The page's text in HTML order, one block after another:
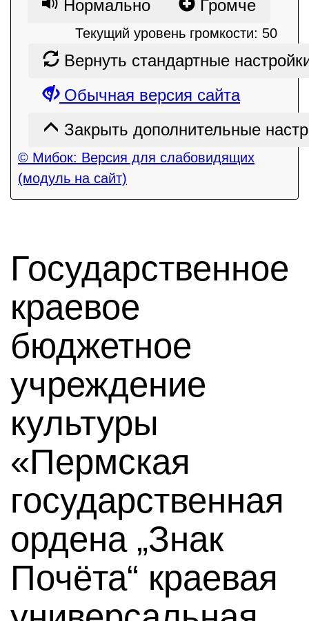
Нормально
Громче
Текущий уровень громкости: 50
Вернуть стандартные
Обычная версия сайта
Закрыть дополнительные
© Мибок: Версия для слабовидящих
(модуль на сайт)
Государственное
краевое
бюджетное
учреждение
культуры
«Пермская
государственная
ордена „Знак
Почёта“ краевая